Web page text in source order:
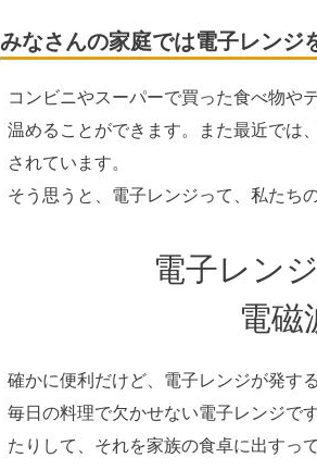
みなさんの家庭では電子レンジ
コンビニやスーパーで買った食べ物や
温めることができます。また最近では
されています。
そう思うと、電子レンジって、私たち
電子レン
電磁
確かに便利だけど、電子レンジが発す
毎日の料理で欠かせない電子レンジで
たりして、それを家族の食卓に出すっ